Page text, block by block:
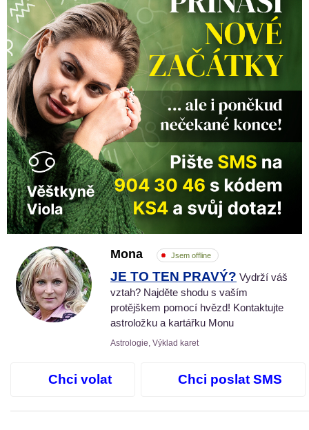
Mona Jsem offline
JE TO TEN PRAVÝ? Vydrží váš
vztah? Najděte shodu s vaším
protějškem pomocí hvězd! Kontaktujte
astroložku a kartářku Monu
Astrologie, Výklad karet
Chci volat Chci poslat SMS